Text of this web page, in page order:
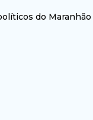
do Maranhão